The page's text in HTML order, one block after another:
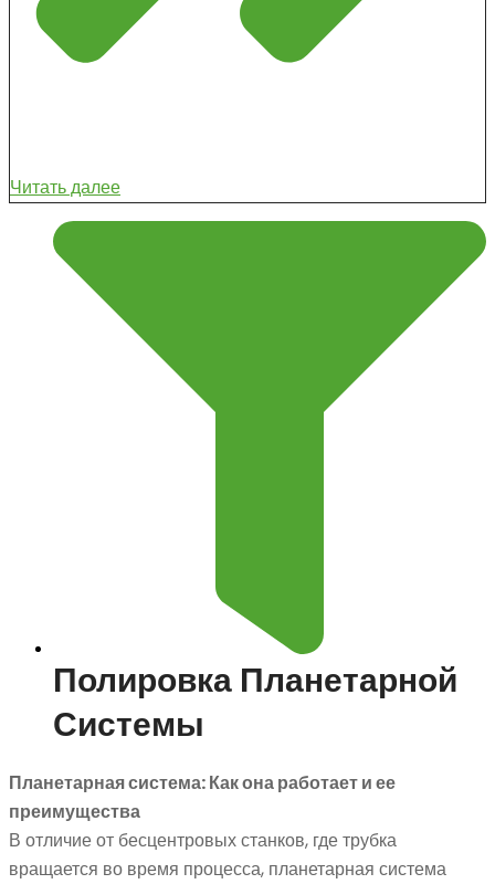
Читать далее
Полировка Планетарной
Системы
Планетарная система: Как она работает и ее
преимущества
В отличие от бесцентровых станков, где трубка
вращается во время процесса, планетарная система